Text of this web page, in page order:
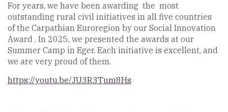
For years, we have been awarding the most
outstanding rural civil initiatives in all five countries
of the Carpathian Euroregion by our Social Innovation
Award . In 2025, we presented the awards at our
Summer Camp in Eger. Each initiative is excellent, and
we are very proud of them.
https://youtu.be/JU3R3Tum8Hs